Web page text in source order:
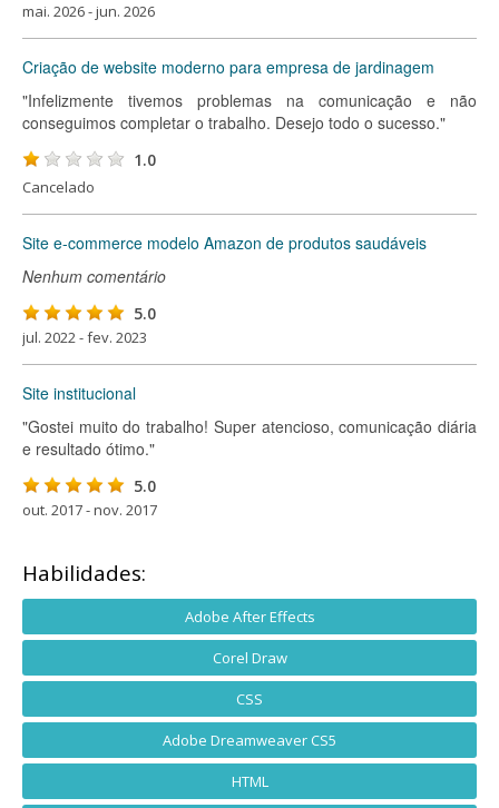
mai. 2026 - jun. 2026
Criação de website moderno para empresa de jardinagem
"Infelizmente tivemos problemas na comunicação e não
conseguimos completar o trabalho. Desejo todo o sucesso."
1.0
Cancelado
Site e-commerce modelo Amazon de produtos saudáveis
Nenhum comentário
5.0
jul. 2022 - fev. 2023
Site institucional
"Gostei muito do trabalho! Super atencioso, comunicação diária
e resultado ótimo."
5.0
out. 2017 - nov. 2017
Habilidades:
Adobe After Effects
Corel Draw
CSS
Adobe Dreamweaver CS5
HTML